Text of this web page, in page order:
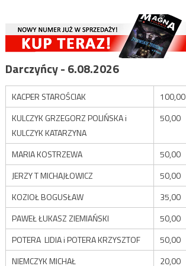
Darczyńcy - 6.08.2026
KACPER STAROŚCIAK
100,00
KULCZYK GRZEGORZ POLIŃSKA i
KULCZYK KATARZYNA
50,00
MARIA KOSTRZEWA
50,00
JERZY T MICHAJŁOWICZ
50,00
KOZIOŁ BOGUSŁAW
35,00
PAWEŁ ŁUKASZ ZIEMIAŃSKI
50,00
POTERA LIDIA i POTERA KRZYSZTOF
50,00
NIEMCZYK MICHAŁ
20,00